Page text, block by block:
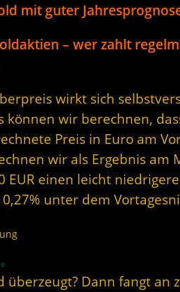
mit guter
– wer zahlt
wirkt sich
können wir berechnen,
Preis in Euro am
wir als Ergebnis am
EUR einen leicht
0,27% unter dem
überzeugt? Dann fangt an